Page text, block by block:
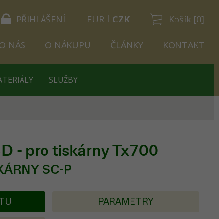
PŘIHLÁŠENÍ Košík [0]
EUR CZK
NÁS O NÁKUPU ČLÁNKY KONTAKT
SLUŽBY
- pro tiskárny Tx700
SC-P
PARAMETRY